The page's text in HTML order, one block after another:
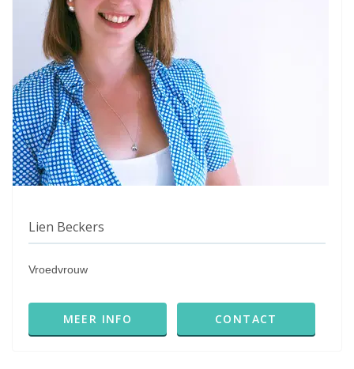
Lien Beckers
Vroedvrouw
MEER INFO CONTACT